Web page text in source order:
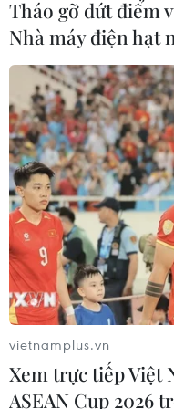
07/08/2026 12:35
Thuế polysilicon:
Quốc tại Mỹ có lợi thế
07/08/2026 12:17
Tầm nhìn bán dẫn
từ thế mạnh sẵn có
trị cao
07/08/2026 11:51
Đắk Lắk phát động
ngày đêm” chuẩn
Tháo gỡ dứt điểm
Nhà máy điện hạt
vietnamplus.vn
Xem trực tiếp Việt
ASEAN Cup 2026